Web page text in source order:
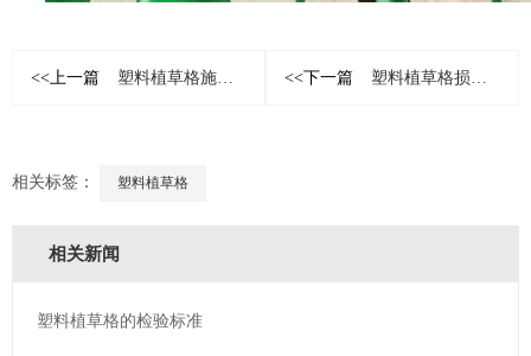
<<上一篇 塑料植草格施工时要注意哪些问题 <<下一篇 塑料植草格损坏原因有哪些
相关标签： 塑料植草格
相关新闻
塑料植草格的检验标准